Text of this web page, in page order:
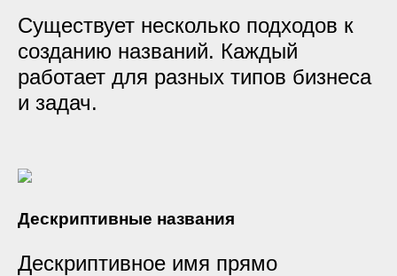
Существует несколько подходов к
созданию названий. Каждый
работает для разных типов бизнеса
и задач.
Дескриптивные названия
Дескриптивное имя прямо